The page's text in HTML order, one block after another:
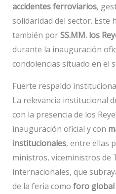
accidentes ferroviarios,
solidaridad del sector. Este
también porSS.MM. los
durante la inauguración
condolencias situado en el
Fuerte respaldo
La relevancia institucional
con la presencia de los
inauguración oficial y con
institucionales, entre ellas
ministros, viceministros de
internacionales, que
de la feria como foro global